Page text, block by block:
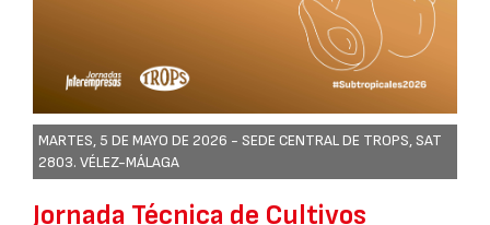
MARTES, 5 DE MAYO DE 2026 - SEDE CENTRAL DE TROPS, SAT
2803. VÉLEZ-MÁLAGA
Jornada Técnica de Cultivos